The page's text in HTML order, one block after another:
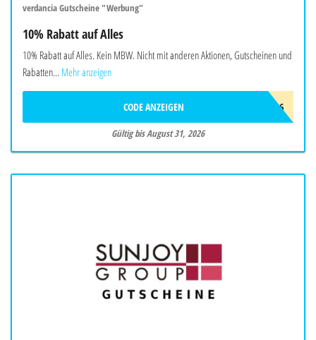
verdancia Gutscheine "Werbung"
10% Rabatt auf Alles
10% Rabatt auf Alles. Kein MBW. Nicht mit anderen Aktionen, Gutscheinen und
Rabatten... Mehr anzeigen
AUG26
CODE ANZEIGEN
Gültig bis August 31, 2026